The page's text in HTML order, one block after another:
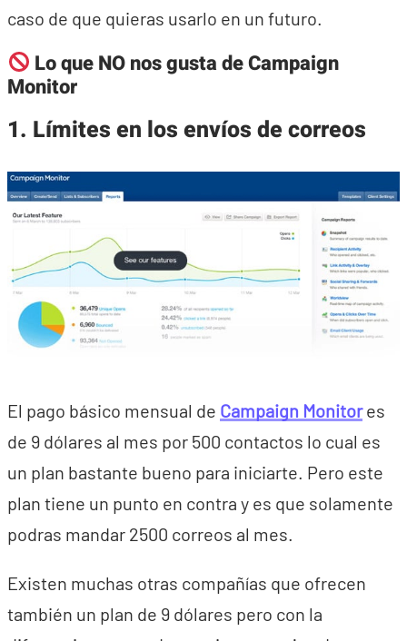
caso de que quieras usarlo en un futuro.
Lo que NO nos gusta deCampaign
Monitor
1. Límites en los envíos de correos
El pago básico mensual de Campaign Monitores
de 9 dólares al mes por 500 contactos lo cual es
un plan bastante bueno para iniciarte. Pero este
plan tiene un punto en contra y es que solamente
podras mandar 2500 correos al mes.
Existen muchas otras compañías que ofrecen
también un plan de 9 dólares pero con la